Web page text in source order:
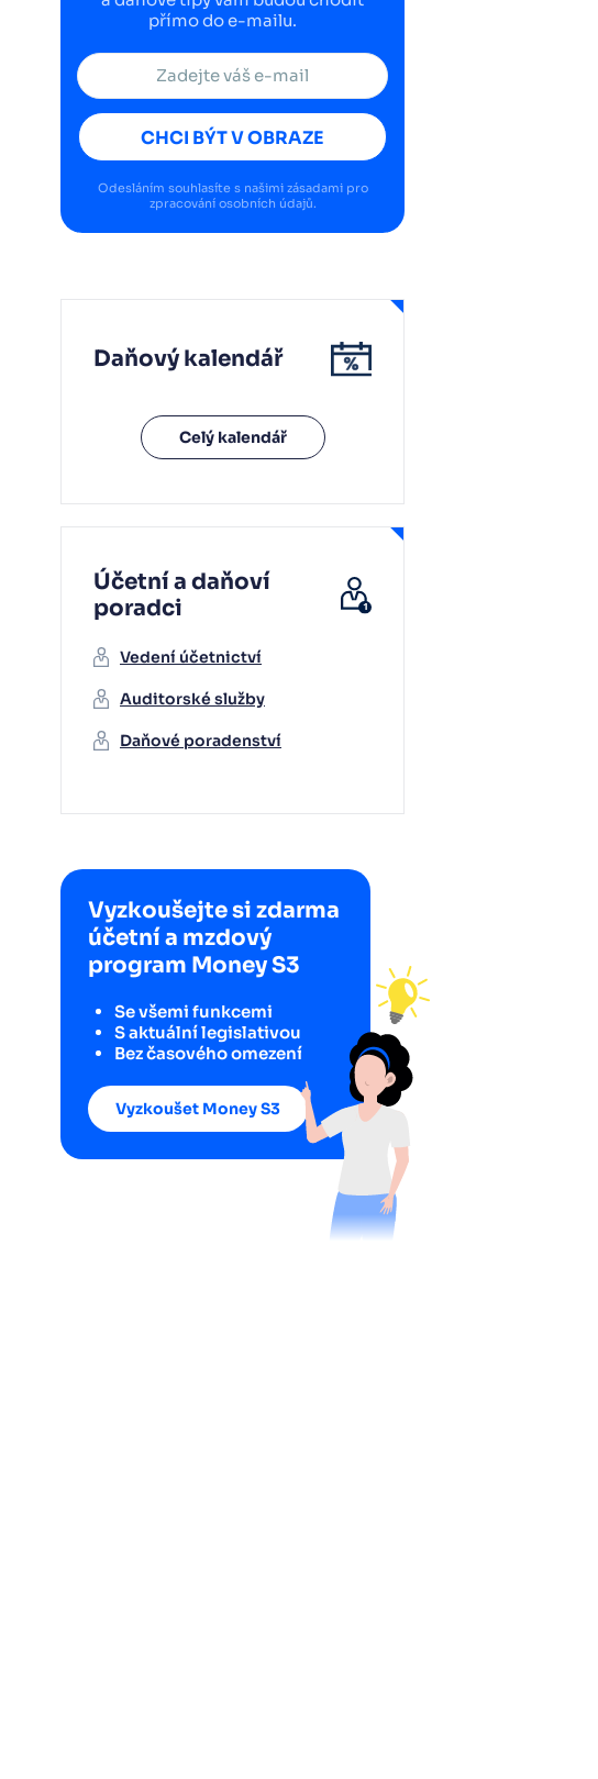
přímo do e-mailu.
CHCI BÝT V OBRAZE
Odesláním souhlasíte s našimi zásadami pro
zpracování osobních údajů.
Daňový kalendář
Celý kalendář
Účetní a daňoví
poradci
Vedení účetnictví
Auditorské služby
Daňové poradenství
Vyzkoušejte si zdarma
účetní a mzdový
program Money S3
Se všemi funkcemi
S aktuální legislativou
Bez časového omezení
Vyzkoušet Money S3